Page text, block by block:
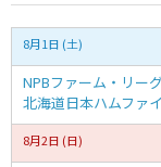
8月1日 (土)
NPBファーム・リー
北海道日本ハムファイ
8月2日 (日)